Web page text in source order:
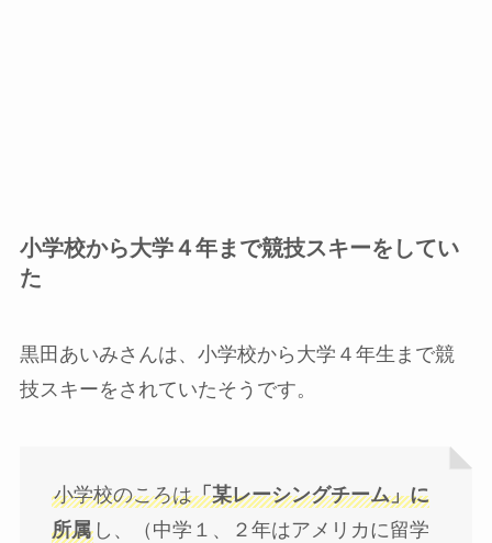
小学校から大学４年まで競技スキーをしてい
た
黒田あいみさんは、小学校から大学４年生まで競
技スキーをされていたそうです。
小学校のころは「某レーシングチーム」に
所属し、（中学１、２年はアメリカに留学